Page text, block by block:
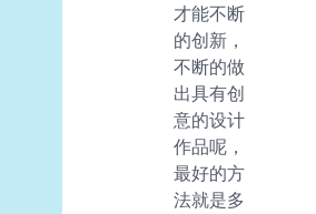
才能不断
的创新，
不断的做
出具有创
意的设计
作品呢，
最好的方
法就是多